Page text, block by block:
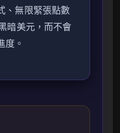
、無限緊張點數
暗美元，而不會
度。